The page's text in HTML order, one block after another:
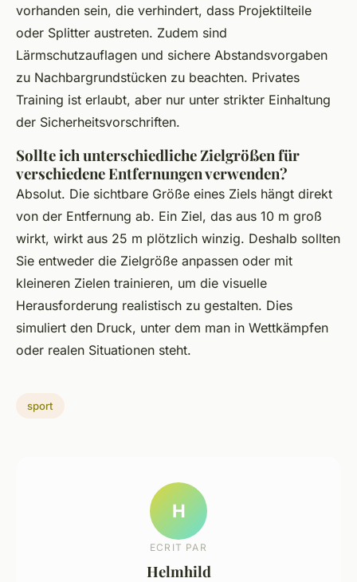
vorhanden sein, die verhindert, dass Projektilteile
oder Splitter austreten. Zudem sind
Lärmschutzauflagen und sichere Abstandsvorgaben
zu Nachbargrundstücken zu beachten. Privates
Training ist erlaubt, aber nur unter strikter Einhaltung
der Sicherheitsvorschriften.
Sollte ich unterschiedliche Zielgrößen für
verschiedene Entfernungen verwenden?
Absolut. Die sichtbare Größe eines Ziels hängt direkt
von der Entfernung ab. Ein Ziel, das aus 10 m groß
wirkt, wirkt aus 25 m plötzlich winzig. Deshalb sollten
Sie entweder die Zielgröße anpassen oder mit
kleineren Zielen trainieren, um die visuelle
Herausforderung realistisch zu gestalten. Dies
simuliert den Druck, unter dem man in Wettkämpfen
oder realen Situationen steht.
sport
H
ECRIT PAR
Helmhild